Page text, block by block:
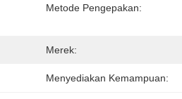
Metode Pengepakan:
Merek:
Menyediakan Kemampuan: